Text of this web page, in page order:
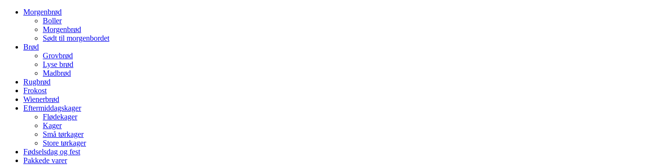
Morgenbrød
Boller
Morgenbrød
Sødt til morgenbordet
Brød
Grovbrød
Lyse brød
Madbrød
Rugbrød
Frokost
Wienerbrød
Eftermiddagskager
Flødekager
Kager
Små tørkager
Store tørkager
Fødselsdag og fest
Pakkede varer